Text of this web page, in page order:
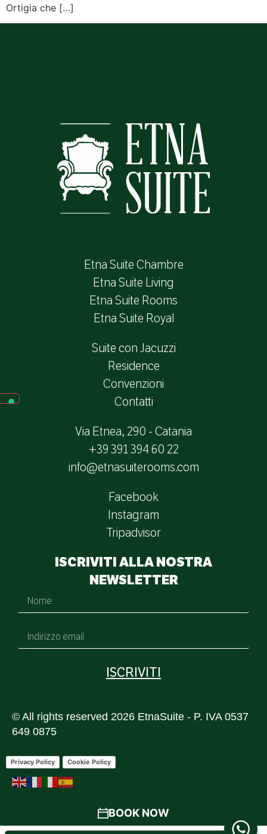
Ortigia che […]
Etna Suite Chambre
Etna Suite Living
Etna Suite Rooms
Etna Suite Royal
Suite con Jacuzzi
Residence
Convenzioni
Contatti
Via Etnea, 290 - Catania
+39 391 394 60 22
info@etnasuiterooms.com
Facebook
Instagram
Tripadvisor
ISCRIVITI ALLA NOSTRA
NEWSLETTER
ISCRIVITI
© All rights reserved 2026 EtnaSuite - P. IVA 0537
649 0875
Privacy Policy Cookie Policy
BOOK NOW